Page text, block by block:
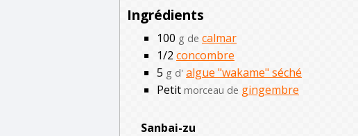
Ingrédients
100 g de calmar
1/2concombre
5 g d' algue "wakame" séché
Petit morceau de gingembre
Sanbai-zu